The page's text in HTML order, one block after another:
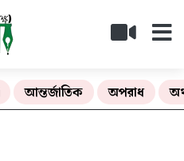
আন্তর্জাতিক অপরাধ